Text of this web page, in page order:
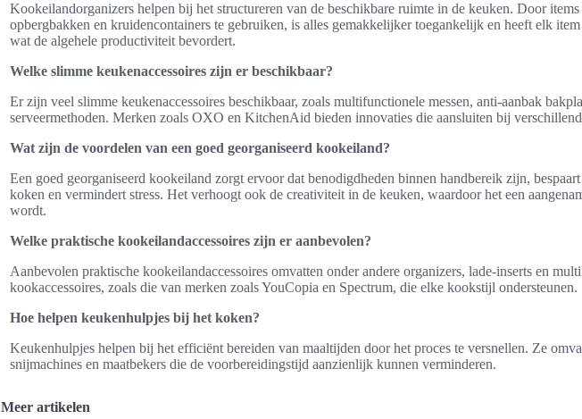
Kookeilandorganizers helpen bij het structureren van de beschikbare ruimte in de keuken. Door items
opbergbakken en kruidencontainers te gebruiken, is alles gemakkelijker toegankelijk en heeft elk
wat de algehele productiviteit bevordert.
Welke slimme keukenaccessoires zijn er beschikbaar?
Er zijn veel slimme keukenaccessoires beschikbaar, zoals multifunctionele messen, anti-aanbak
serveermethoden. Merken zoals OXO en KitchenAid bieden innovaties die aansluiten bij
Wat zijn de voordelen van een goed georganiseerd kookeiland?
Een goed georganiseerd kookeiland zorgt ervoor dat benodigdheden binnen handbereik zijn,
koken en vermindert stress. Het verhoogt ook de creativiteit in de keuken, waardoor het een
wordt.
Welke praktische kookeilandaccessoires zijn er aanbevolen?
Aanbevolen praktische kookeilandaccessoires omvatten onder andere organizers, lade-inserts en
kookaccessoires, zoals die van merken zoals YouCopia en Spectrum, die elke kookstijl ondersteunen.
Hoe helpen keukenhulpjes bij het koken?
Keukenhulpjes helpen bij het efficiënt bereiden van maaltijden door het proces te versnellen. Ze
snijmachines en maatbekers die de voorbereidingstijd aanzienlijk kunnen verminderen.
Meer artikelen